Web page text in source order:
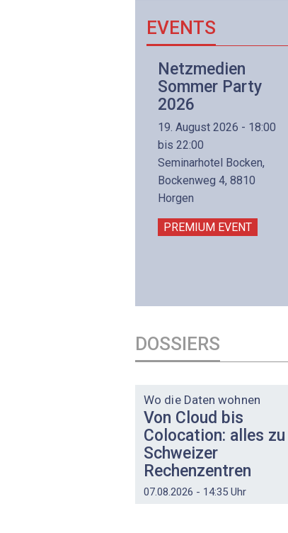
EVENTS
Netzmedien
Sommer Party
2026
19. August 2026 - 18:00
bis 22:00
Seminarhotel Bocken,
Bockenweg 4, 8810
Horgen
PREMIUM EVENT
DOSSIERS
Wo die Daten wohnen
Von Cloud bis
Colocation: alles zu
Schweizer
Rechenzentren
07.08.2026 - 14:35 Uhr